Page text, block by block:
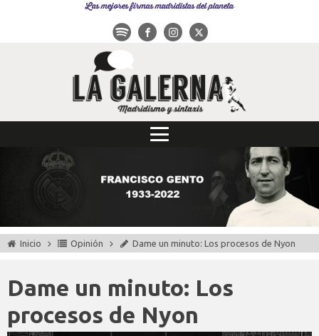
Las mejores firmas madridistas del planeta
Inicio Opinión Dame un minuto: Los procesos de Nyon
Dame un minuto: Los
procesos de Nyon